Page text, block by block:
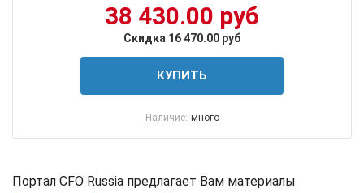
38 430.00 руб
Скидка 16 470.00 руб
КУПИТЬ
Наличие: много
Портал CFO Russia предлагает Вам материалы